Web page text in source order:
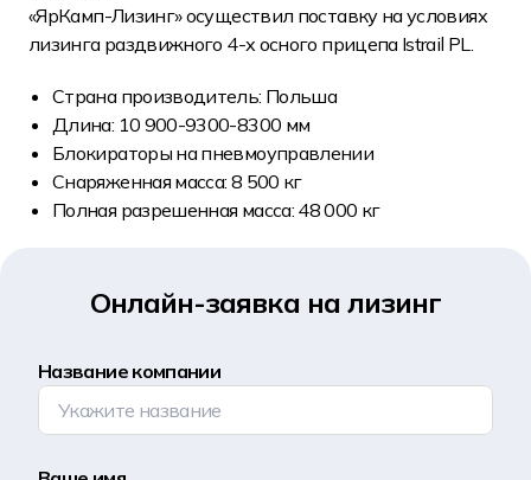
«ЯрКамп-Лизинг» осуществил поставку на условиях
лизинга раздвижного 4-х осного прицепа Istrail PL.
Страна производитель: Польша
Длина: 10 900-9300-8300 мм
Блокираторы на пневмоуправлении
Снаряженная масса: 8 500 кг
Полная разрешенная масса: 48 000 кг
Онлайн-заявка на лизинг
Название компании